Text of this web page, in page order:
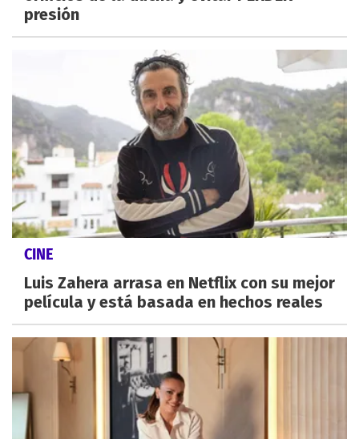
presión
CINE
Luis Zahera arrasa en Netflix con su mejor
película y está basada en hechos reales